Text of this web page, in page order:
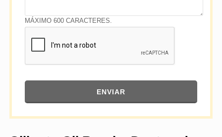
MÁXIMO 600 CARACTERES.
ENVIAR